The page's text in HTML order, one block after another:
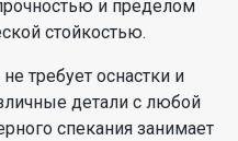
и пределом
стойкостью.
требует оснастки и
детали с любой
спекания занимает